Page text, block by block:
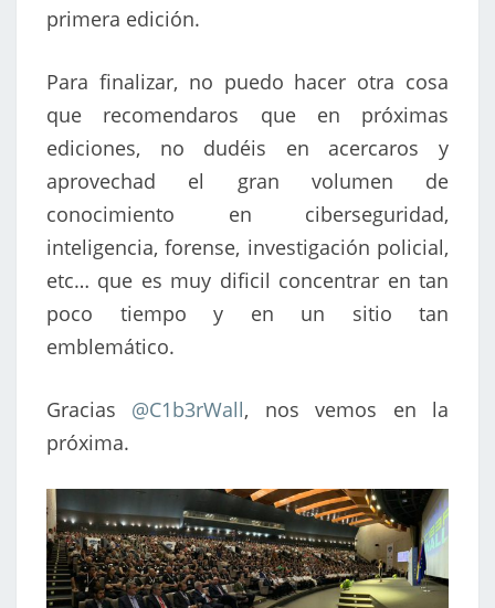
primera edición.
Para finalizar, no puedo hacer otra cosa
que recomendaros que en próximas
ediciones, no dudéis en acercaros y
aprovechad el gran volumen de
conocimiento en ciberseguridad,
inteligencia, forense, investigación policial,
etc… que es muy dificil concentrar en tan
poco tiempo y en un sitio tan
emblemático.
Gracias @C1b3rWall, nos vemos en la
próxima.